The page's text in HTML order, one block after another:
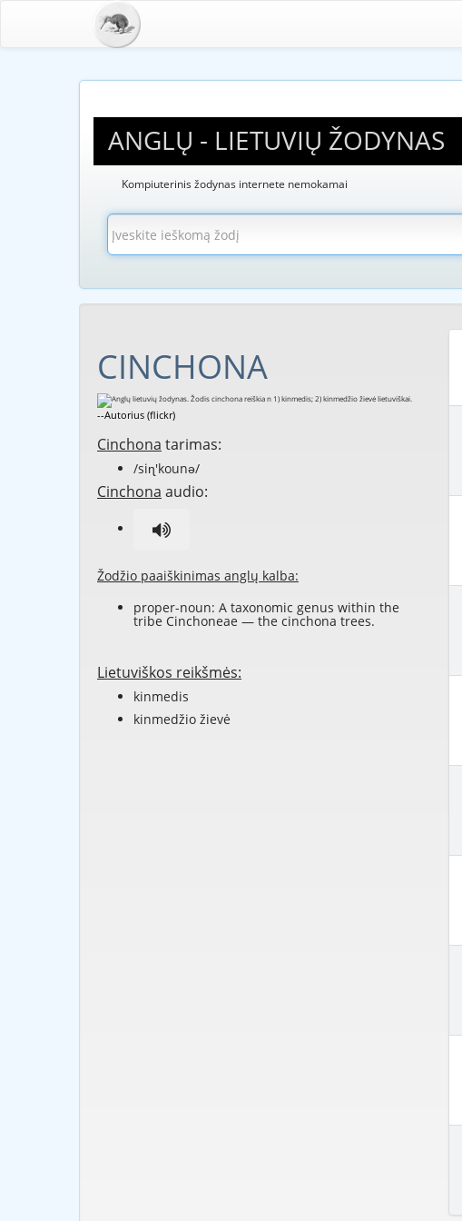
ANGLŲ - LIETUVIŲ ŽODYNAS
Kompiuterinis žodynas internete nemokamai
CINCHONA
--Autorius (flickr)
Cinchona tarimas:
/siɳ'kounə/
Cinchona audio:
Žodžio paaiškinimas anglų kalba:
proper-noun: A taxonomic genus within the
tribe Cinchoneae — the cinchona trees.
Lietuviškos reikšmės:
kinmedis
kinmedžio žievė